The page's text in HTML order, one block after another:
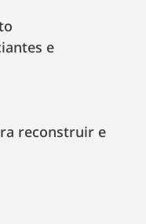
e
reconstruir e